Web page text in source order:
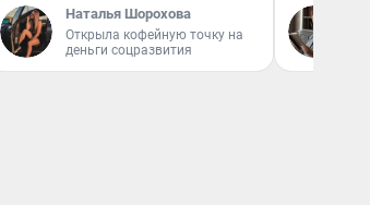
Наталья Шорохова
Открыла кофейную точку на
деньги соцразвития